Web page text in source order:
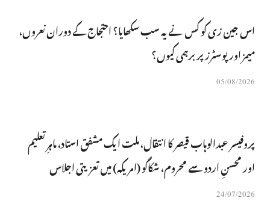
اس جین زی کو کس نے یہ سب سکھایا؟ احتجاج کے دوران نعروں،
میمز اور پوسٹرز پر برہمی کیوں؟
05/08/2026
پروفیسر عبدالوہاب قیصر کا انتقال، ملت ایک مشفق استاد، ماہرِتعلیم
اور محسنِ اردو سے محروم، شکاگو (امریکہ) میں تعزیتی اجلاس
24/07/2026